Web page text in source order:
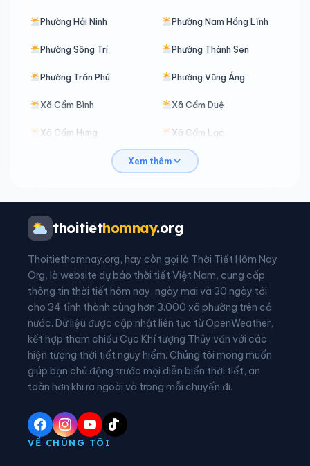
Phường Hải Ninh Phường Nam Hồng Lĩnh
Phường Sông Trí Phường Thành Sen
Phường Trần Phú Phường Vũng Áng
Xã Cẩm Bình Xã Cẩm Duệ
Xã Cẩm Hưng Xã Cẩm Lạc
Xã Cẩm Xuyên
Xã Đan Hải
Xã Đồng Lộc
Xã Đức Đồng Xã Đức Minh
Xã Đức Quang Xã Đức Thịnh
Xã Đức Thọ Xã Gia Hanh
Xã Hà Linh Xã Hồng Lộc
Xã Hương Bình Xã Hương Đô
Xã Hương Khê
Xã Hương Sơn
Xem thêm
thoitiethomnay.org
Thoitiethomnay.org, hay còn gọi là Thời Tiết Hôm Nay
Org, là website dự báo thời tiết Việt Nam, cung cấp
thông tin thời tiết hôm nay, ngày mai và 30 ngày tới
cho 34 tỉnh thành cùng hơn 3.000 xã phường trên cả
nước. Dữ liệu được cập nhật liên tục từ OpenWeather,
kết hợp tham chiếu Cục Khí tượng Thủy văn với các
hiện tượng thời tiết nguy hiểm. Chúng tôi mong muốn
giúp bạn chủ động trước mọi diễn biến thời tiết, an
toàn hơn khi ra ngoài và trong mỗi chuyến đi.
VỀ CHÚNG TÔI